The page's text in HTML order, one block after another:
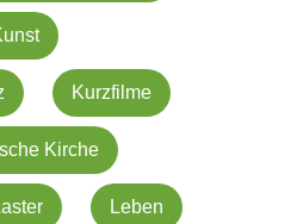
Kurzfilme
Kirche
Leben